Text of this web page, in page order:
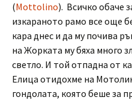
(Mottolino). Всичко обаче
изкараното рамо все още
кара днес и да му почива
на Жорката му бяха много
светло. И той отпадна от
Елица отидохме на
гондолата, която беше за